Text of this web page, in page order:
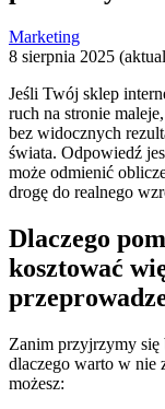
Marketing
8 sierpnia 2025
Jeśli Twój sklep
ruch na stronie
bez widocznych
świata. Odpowiedź
może odmienić
drogę do realnego
Dlaczego
kosztować
Zanim przyjrzymy
dlaczego warto w nie
możesz: